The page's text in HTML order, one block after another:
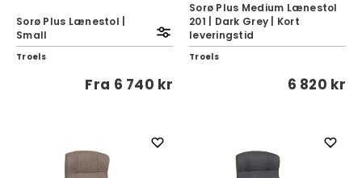
Sorø Plus Lænestol |
Small
Troels
Fra 6 740 kr
Sorø Plus Medium Lænestol
201 | Dark Grey | Kort
leveringstid
Troels
6 820 kr